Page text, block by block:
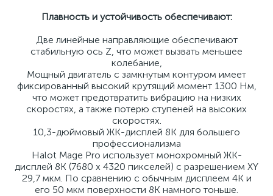
Плавность и устойчивость обеспечивают:
Две линейные направляющие обеспечивают
стабильную ось Z, что может вызвать меньшее
колебание,
Мощный двигатель с замкнутым контуром имеет
фиксированный высокий крутящий момент 1300 Нм,
что может предотвратить вибрацию на низких
скоростях, а также потерю ступеней на высоких
скоростях.
10,3-дюймовый ЖК-дисплей 8K для большего
профессионализма
Halot Mage Pro использует монохромный ЖК-
дисплей 8K (7680 x 4320 пикселей) с разрешением XY
29,7 мкм. По сравнению с обычным дисплеем 4K и
его 50 мкм поверхности 8K намного тоньше.